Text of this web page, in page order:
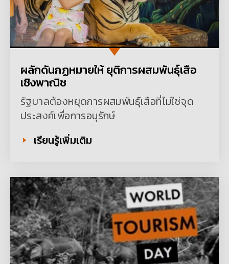
ผลักดันกฏหมายให้ ยุติการผสมพันธุ์เสือ
เชิงพาณิช
รัฐบาลต้องหยุดการผสมพันธุ์เสือที่ไม่ใช่จุด
ประสงค์เพื่อการอนุรักษ์
เรียนรู้เพิ่มเติม